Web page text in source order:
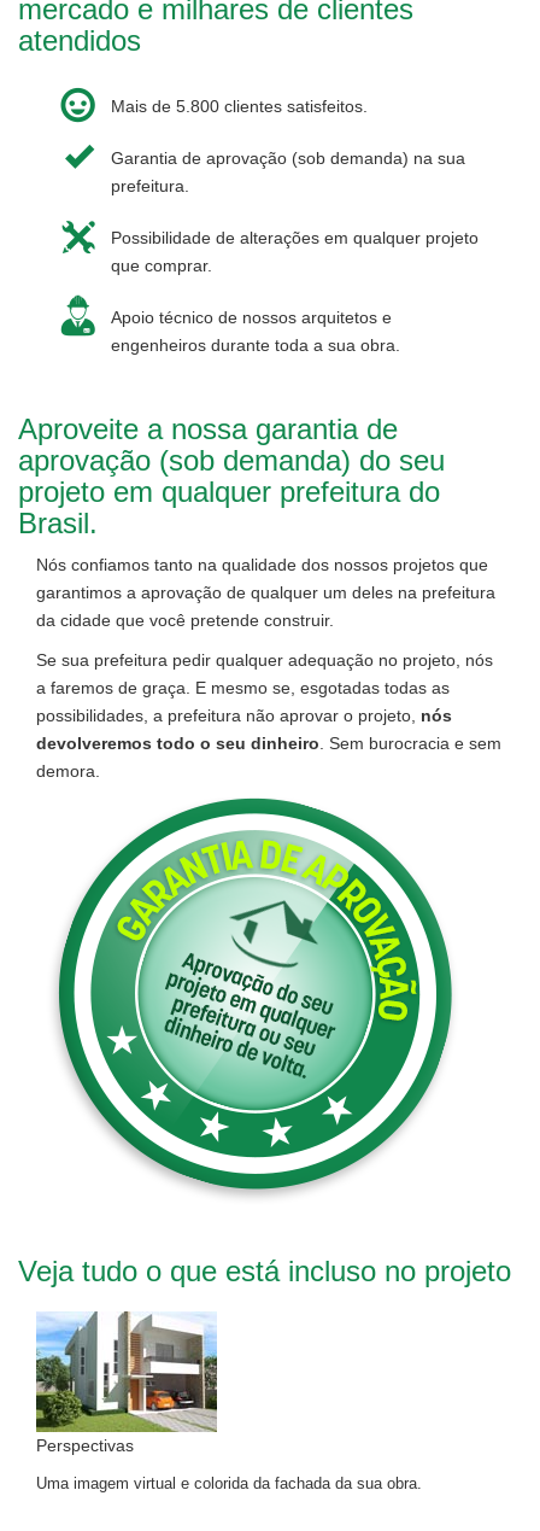
mercado e milhares de clientes
atendidos
Mais de 5.800 clientes satisfeitos.
Garantia de aprovação (sob demanda) na sua
prefeitura.
Possibilidade de alterações em qualquer projeto
que comprar.
Apoio técnico de nossos arquitetos e
engenheiros durante toda a sua obra.
Aproveite a nossa garantia de
aprovação (sob demanda) do seu
projeto em qualquer prefeitura do
Brasil.
Nós confiamos tanto na qualidade dos nossos projetos que
garantimos a aprovação de qualquer um deles na prefeitura
da cidade que você pretende construir.
Se sua prefeitura pedir qualquer adequação no projeto, nós
a faremos de graça. E mesmo se, esgotadas todas as
possibilidades, a prefeitura não aprovar o projeto, nós
devolveremos todo o seu dinheiro . Sem burocracia e sem
demora.
Veja tudo o que está incluso no projeto
Perspectivas
Uma imagem virtual e colorida da fachada da sua obra.